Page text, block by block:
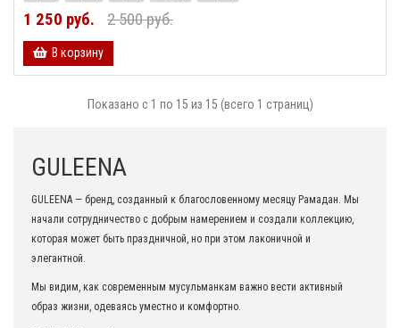
1 250 руб. 2 500 руб.
В корзину
Показано с 1 по 15 из 15 (всего 1 страниц)
GULEENA
GULEENA — бренд, созданный к благословенному месяцу Рамадан. Мы
начали сотрудничество с добрым намерением и создали коллекцию,
которая может быть праздничной, но при этом лаконичной и
элегантной.
Мы видим, как современным мусульманкам важно вести активный
образ жизни, одеваясь уместно и комфортно.